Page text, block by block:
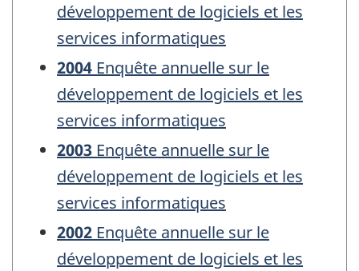
développement de logiciels et les
services informatiques
2004 Enquête annuelle sur le
développement de logiciels et les
services informatiques
2003 Enquête annuelle sur le
développement de logiciels et les
services informatiques
2002 Enquête annuelle sur le
développement de logiciels et les